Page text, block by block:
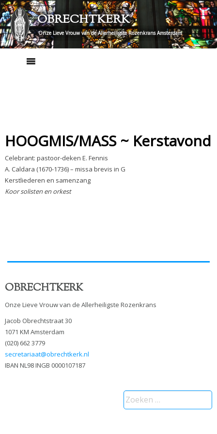
Skip
to
content
OBRECHTKERK
Onze Lieve Vrouw van de Allerheiligste Rozenkrans Amsterdam
HOOGMIS/MASS ~ Kerstavond
Celebrant: pastoor-deken E. Fennis
A. Caldara (1670-1736) – missa brevis in G
Kerstliederen en samenzang
Koor solisten en orkest
OBRECHTKERK
Onze Lieve Vrouw van de Allerheiligste Rozenkrans
Jacob Obrechtstraat 30
1071 KM Amsterdam
(020) 662 3779
secretariaat@obrechtkerk.nl
IBAN NL98 INGB 0000107187
Zoeken
naar: